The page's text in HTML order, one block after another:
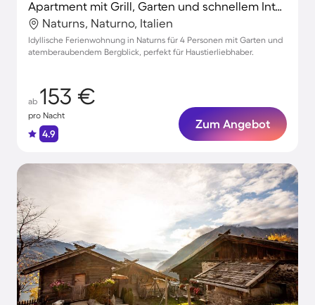
Apartment mit Grill, Garten und schnellem Internet | Gartenblick
Naturns, Naturno, Italien
Idyllische Ferienwohnung in Naturns für 4 Personen mit Garten und
atemberaubendem Bergblick, perfekt für Haustierliebhaber.
ab 153 €
pro Nacht
4.9
Zum Angebot